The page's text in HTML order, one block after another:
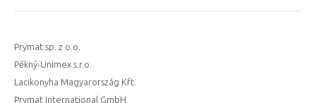
Prymat sp. z o.o.
Pěkný-Unimex s.r.o.
Lacikonyha Magyarország Kft.
Prymat International GmbH